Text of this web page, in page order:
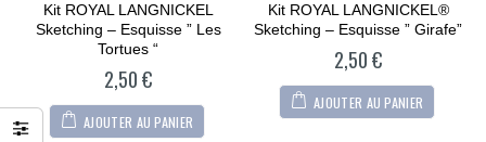
0
of
5
Kit ROYAL LANGNICKEL
Sketching – Esquisse ” Les
Tortues “
2,50€
AJOUTER AU PANIER
0
out
of
Kit ROYAL LANGNICKEL®
Sketching – Esquisse ” Girafe”
2,50€
AJOUTER AU PANIER